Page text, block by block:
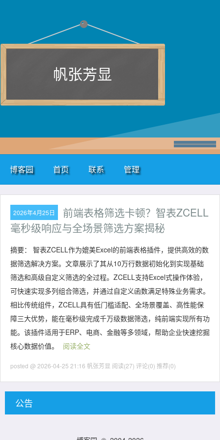
帆张芳显
博客园 首页 联系 管理
2026年4月25日
前端表格筛选卡顿？智表ZCELL
毫秒级响应与全场景筛选方案揭秘
摘要： 智表ZCELL作为媲美Excel的前端表格插件，提供高效的数
据筛选解决方案。文章展示了其从10万行数据初始化到实现基础
筛选和高级自定义筛选的全过程。ZCELL支持Excel式操作体验，
可快速实现多列组合筛选，并通过自定义函数满足特殊业务需求。
相比传统组件，ZCELL具有低门槛适配、全场景覆盖、高性能保
障三大优势，能在毫秒级完成千万级数据筛选，纯前端实现所有功
能。该插件适用于ERP、电商、金融等多领域，帮助企业快速挖掘
核心数据价值。
阅读全文
posted @ 2026-04-25 21:16 帆张芳显 阅读(27) 评论(0) 推荐(0)
公告